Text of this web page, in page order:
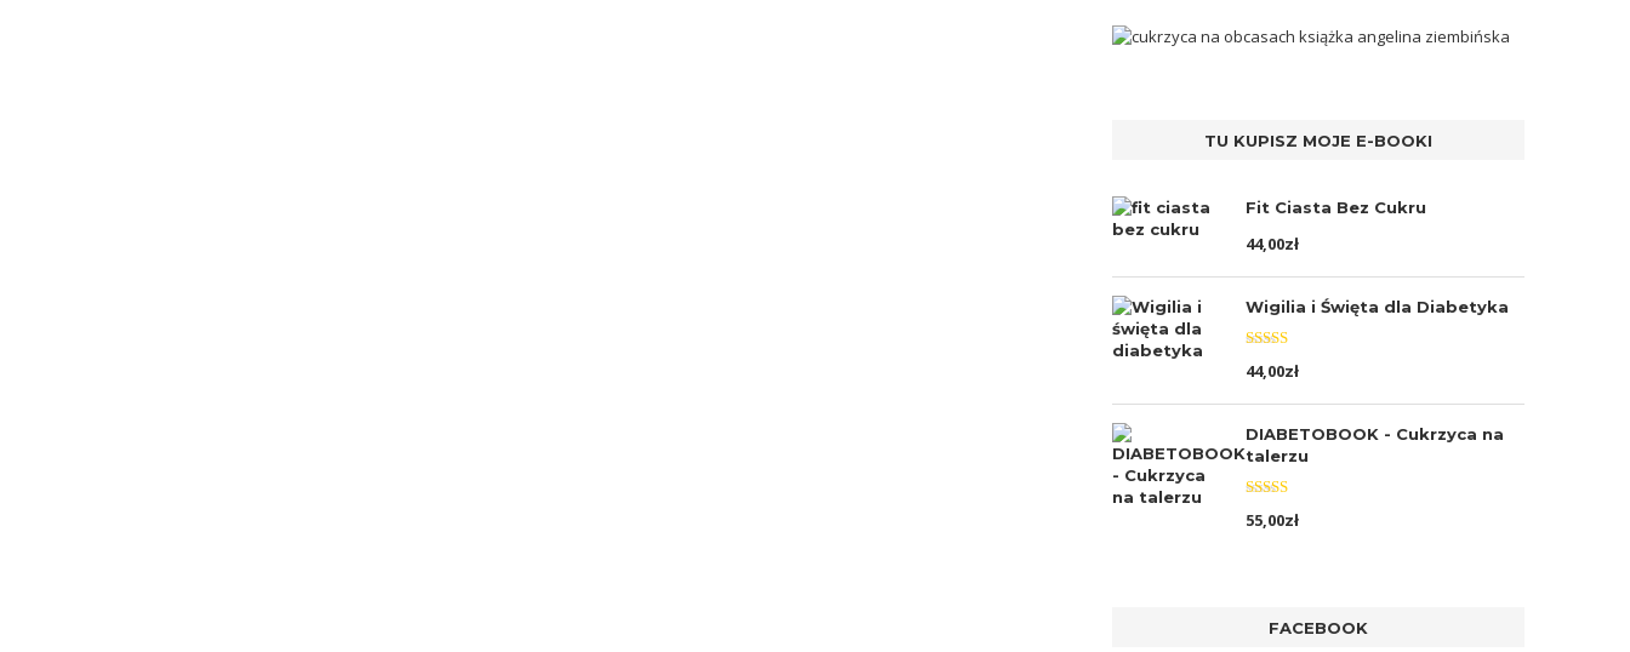
TU KUPISZ MOJE E-BOOKI
Fit Ciasta Bez Cukru
44,00zł
Wigilia i Święta dla Diabetyka
Oceniono
5.00na 5
44,00zł
DIABETOBOOK - Cukrzyca na
talerzu
Oceniono
5.00na 5
55,00zł
FACEBOOK